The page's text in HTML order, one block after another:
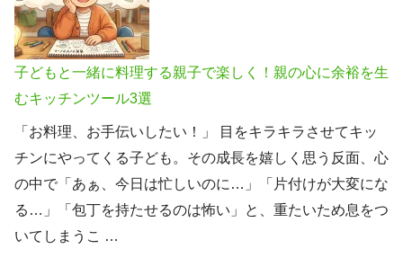
子どもと一緒に料理する親子で楽しく！親の心に余裕を生
むキッチンツール3選
「お料理、お手伝いしたい！」 目をキラキラさせてキッ
チンにやってくる子ども。その成長を嬉しく思う反面、心
の中で「あぁ、今日は忙しいのに…」「片付けが大変にな
る…」「包丁を持たせるのは怖い」と、重たいため息をつ
いてしまうこ …